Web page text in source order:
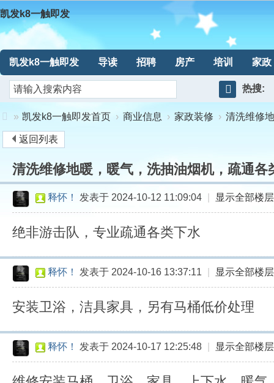
凯发k8一触即发
凯发k8一触即发 导读 招聘 房产 培训 家政
索
热搜:
» 凯发k8一触即发首页 › 商业信息 › 家政装修 › 清洗维修
返回列表
清洗维修地暖，暖气，洗抽油烟机，疏通
释怀！ 发表于 2024-10-12 11:09:04 显示全部楼层
绝非游击队，专业疏通各类下水
释怀！ 发表于 2024-10-16 13:37:11 显示全部楼层
安装卫浴，洁具家具，另有马桶低价处理
释怀！ 发表于 2024-10-17 12:25:48 显示全部楼层